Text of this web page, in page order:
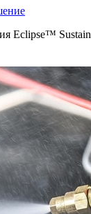
Eclipse™ Sustain